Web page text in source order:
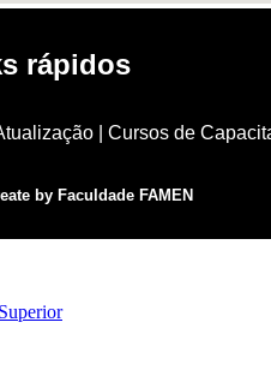
rápidos
Cursos de
by Faculdade FAMEN